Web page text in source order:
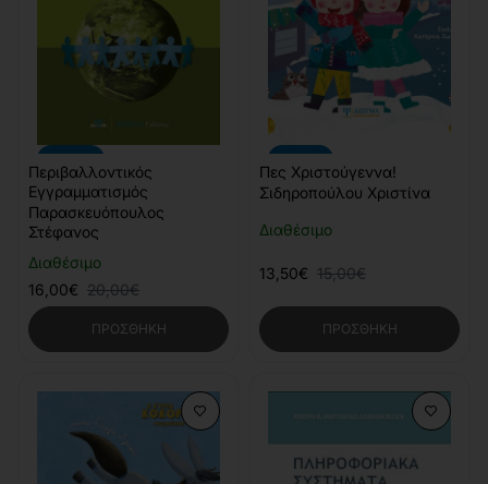
Διαθέσιμο
Περιβαλλοντικός
Εγγραμματισμός
Παρασκευόπουλος
Στέφανος
16,00€ 20,00€
ΠΡΟΣΘΉΚΗ
Διαθέσιμο
Πες Χριστούγεννα!
Σιδηροπούλου Χριστίνα
13,50€ 15,00€
ΠΡΟΣΘΉΚΗ